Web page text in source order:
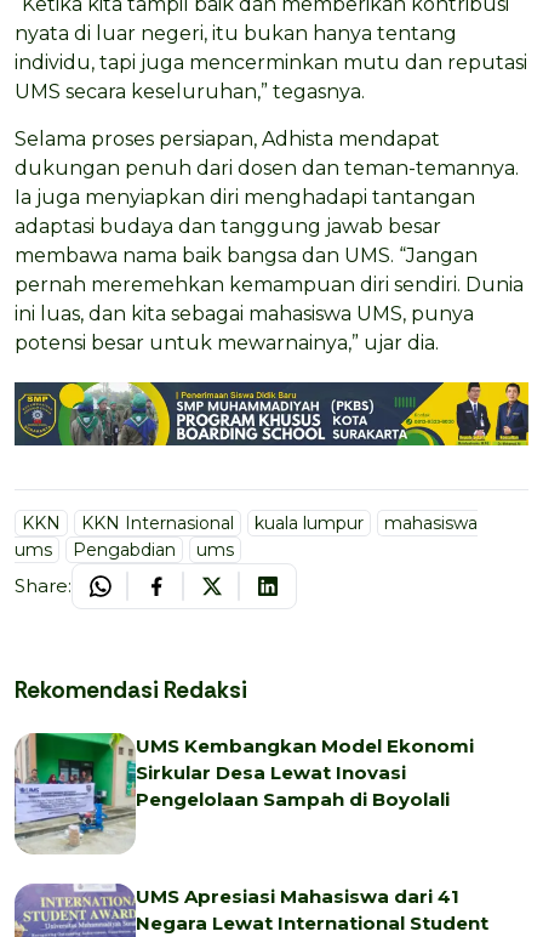
nyata di luar negeri, itu bukan hanya tentang
individu, tapi juga mencerminkan mutu dan reputasi
UMS secara keseluruhan,” tegasnya.
Selama proses persiapan, Adhista mendapat
dukungan penuh dari dosen dan teman-temannya.
Ia juga menyiapkan diri menghadapi tantangan
adaptasi budaya dan tanggung jawab besar
membawa nama baik bangsa dan UMS. “Jangan
pernah meremehkan kemampuan diri sendiri. Dunia
ini luas, dan kita sebagai mahasiswa UMS, punya
potensi besar untuk mewarnainya,” ujar dia.
KKN KKN Internasional kuala lumpur
mahasiswa
ums
Pengabdian ums
Share:
Rekomendasi Redaksi
UMS Kembangkan Model Ekonomi
Sirkular Desa Lewat Inovasi
Pengelolaan Sampah di Boyolali
UMS Apresiasi Mahasiswa dari 41
Negara Lewat International Student